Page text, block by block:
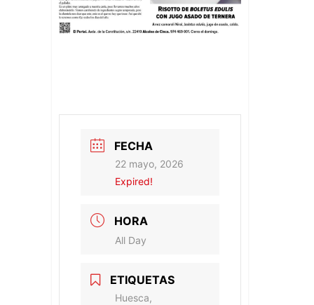
FECHA
22 mayo, 2026
Expired!
HORA
All Day
ETIQUETAS
Huesca,